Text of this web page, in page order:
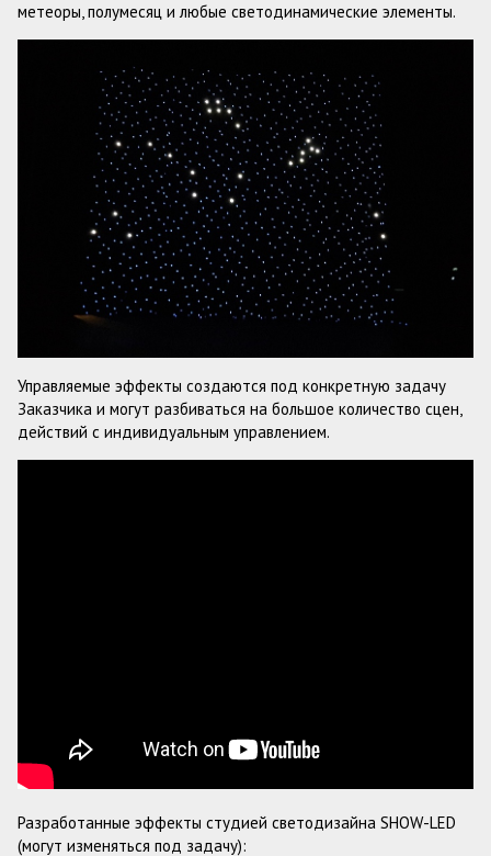
метеоры, полумесяц и любые светодинамические элементы.
Управляемые эффекты создаются под конкретную задачу
Заказчика и могут разбиваться на большое количество сцен,
действий с индивидуальным управлением.
Разработанные эффекты студией светодизайна SHOW-LED
(могут изменяться под задачу):